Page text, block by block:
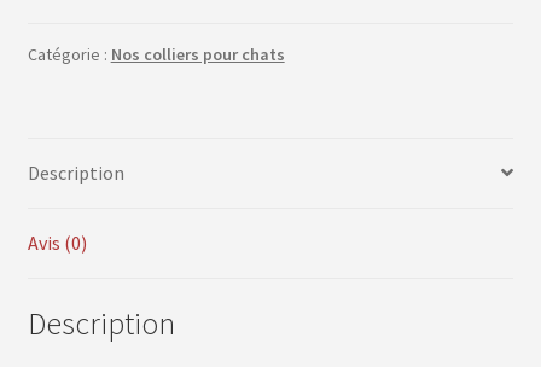
and
Catégorie : Nos colliers pour chats
Description
Avis (0)
Description